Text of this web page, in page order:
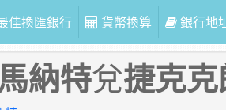
佳換匯銀行 貨幣換算 銀行地
納特兌捷克